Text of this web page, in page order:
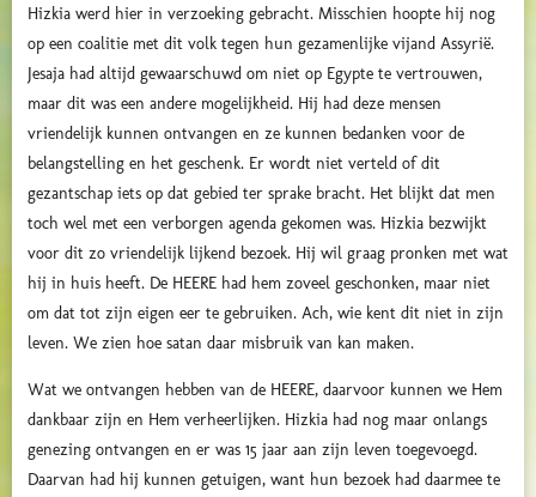
Hizkia werd hier in verzoeking gebracht. Misschien hoopte hij nog
op een coalitie met dit volk tegen hun gezamenlijke vijand Assyrië.
Jesaja had altijd gewaarschuwd om niet op Egypte te vertrouwen,
maar dit was een andere mogelijkheid. Hij had deze mensen
vriendelijk kunnen ontvangen en ze kunnen bedanken voor de
belangstelling en het geschenk. Er wordt niet verteld of dit
gezantschap iets op dat gebied ter sprake bracht. Het blijkt dat men
toch wel met een verborgen agenda gekomen was. Hizkia bezwijkt
voor dit zo vriendelijk lijkend bezoek. Hij wil graag pronken met wat
hij in huis heeft. De HEERE had hem zoveel geschonken, maar niet
om dat tot zijn eigen eer te gebruiken. Ach, wie kent dit niet in zijn
leven. We zien hoe satan daar misbruik van kan maken.
Wat we ontvangen hebben van de HEERE, daarvoor kunnen we Hem
dankbaar zijn en Hem verheerlijken. Hizkia had nog maar onlangs
genezing ontvangen en er was 15 jaar aan zijn leven toegevoegd.
Daarvan had hij kunnen getuigen, want hun bezoek had daarmee te